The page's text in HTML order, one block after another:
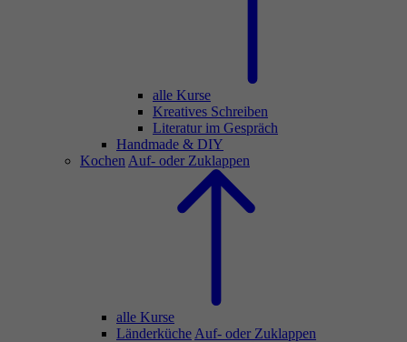
alle Kurse
Kreatives Schreiben
Literatur im Gespräch
Handmade & DIY
Kochen Auf- oder Zuklappen
alle Kurse
Länderküche Auf- oder Zuklappen